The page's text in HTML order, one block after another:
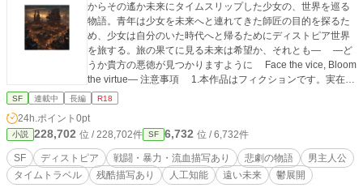
からその遙か未来にタイムスリップした少女の、世界を巡る
物語。青年は少女を未来へと連れてきた師匠の目的を探るた
め、少女は自分のいた時代へと帰るためにディストピア世界
を旅する。旅の果てに見る未来は希望か、それとも― ―ど
うか貴方の悪徳が見つかりますように Face the vice, Bloom
the virtue― 注意事項 1.本作品はフィクションです。実在の
国、団体、宗教、人物とは一切関係ありません。本作品で“実
て”ございません。 2.本作品には一部過激な暴力描写や、倫
理観の欠如した描写が含まれています。本作品は、それらの
行為を正当化するものではございません。そのため、未成年
の方、精神的に不安定な方、フィクションと現実の区別が難
しい方の本作品の鑑賞を固く禁じます。 3.本作品の鑑賞中
SF 連載中 長編 R18
24h.ポイント 0pt
小説 228,702 位 / 228,702件 SF 6,732 位 / 6,732件
SF ディストピア 戦闘・暴力・流血描写あり 悲劇の物語
男主人公
タイムトラベル
残酷描写あり 人工知能 遠い未来 鬱展開